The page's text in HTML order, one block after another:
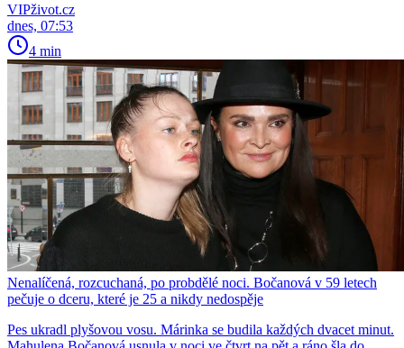
VIPživot.cz
dnes, 07:53
4 min
Nenalíčená, rozcuchaná, po probdělé noci. Bočanová v 59 letech
pečuje o dceru, které je 25 a nikdy nedospěje
Pes ukradl plyšovou vosu. Márinka se budila každých dvacet minut.